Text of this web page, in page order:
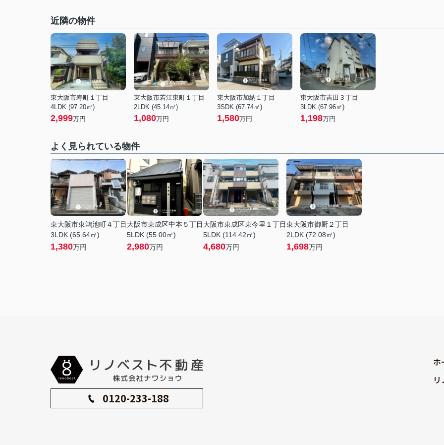
近隣の物件
東大阪市寿町１丁目
4LDK (97.20㎡)
2,999万円
東大阪市若江東町１丁目
2LDK (45.14㎡)
1,080万円
東大阪市加納１丁目
3SDK (67.74㎡)
1,580万円
東大阪市吉田３丁目
3LDK (67.96㎡)
1,198万円
よく見られている物件
東大阪市東鴻池町４丁目
3LDK (65.64㎡)
1,380万円
大阪市東成区中本５丁目
5LDK (55.00㎡)
2,980万円
大阪市東成区東今里１丁目
5LDK (114.42㎡)
4,680万円
東大阪市御厨２丁目
2LDK (72.08㎡)
1,698万円
0120-233-188
ホ